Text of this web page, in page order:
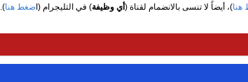
هنا)، أيضاً لا تنسى بالانضمام لقناة ( أي وظيفة) في التليجرام (اضغط هنا).